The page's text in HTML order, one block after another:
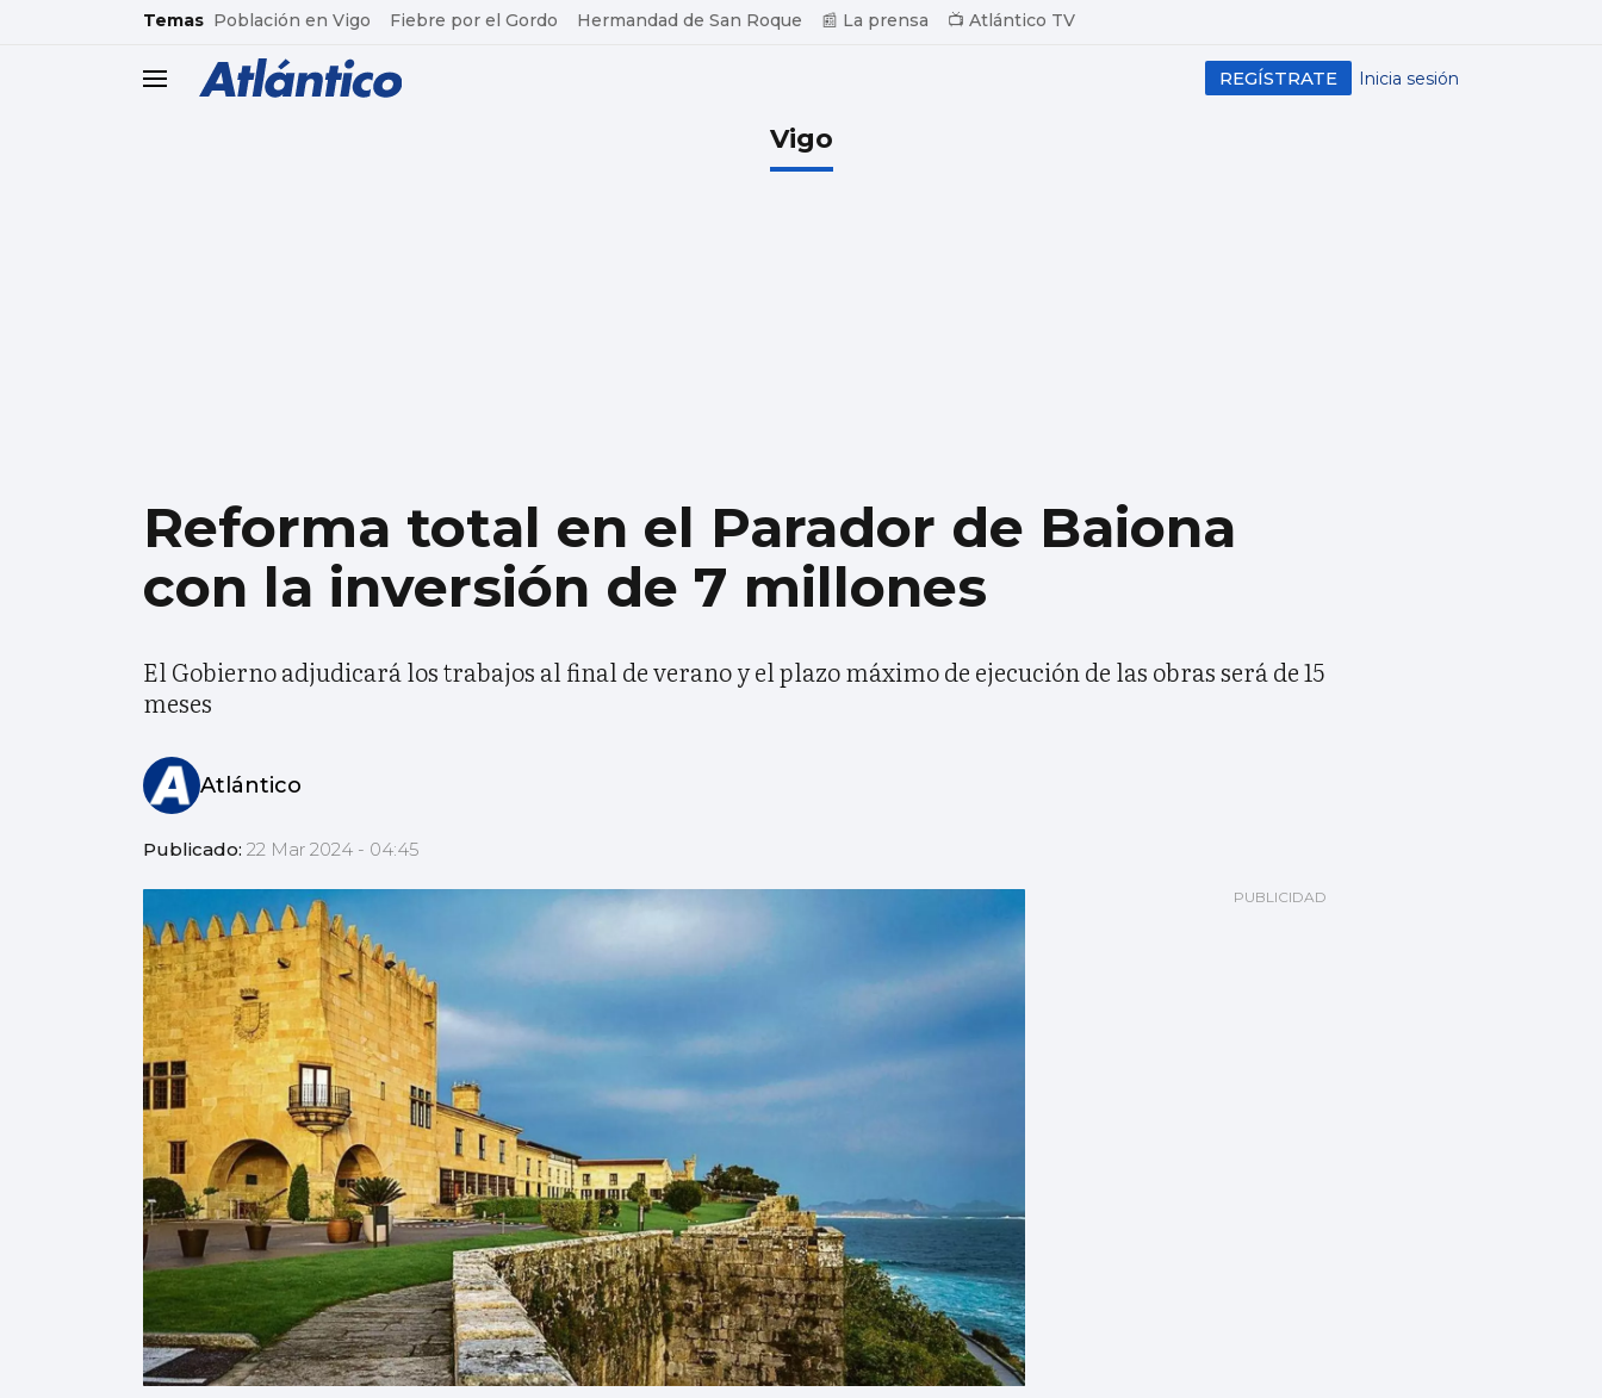
common.go-to-content
Temas Población en Vigo Fiebre por el Gordo Hermandad de San Roque 📰 La prensa 📺 Atlántico TV
header.menu.open Inicia sesión
REGÍSTRATE
Vigo
Reforma total en el Parador de Baiona
con la inversión de 7 millones
El Gobierno adjudicará los trabajos al final de verano y el plazo máximo de ejecución de las obras será de 15
meses
Atlántico
Publicado: 22 Mar 2024 - 04:45